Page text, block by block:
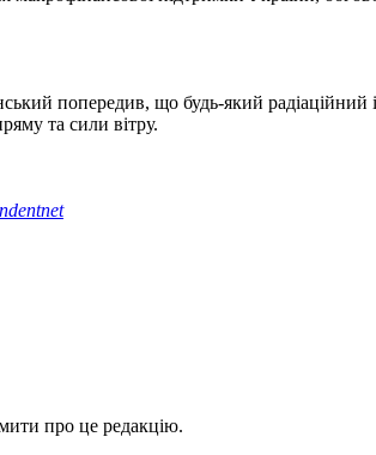
попередив, що будь-який радіаційний
та сили вітру.
про це редакцію.